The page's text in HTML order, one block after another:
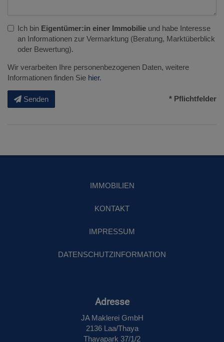
Ich bin Eigentümer:in einer Immobilie und habe Interesse
an Informationen zur Vermarktung (Beratung, Marktüberblick
oder Bewertung).
Wir verarbeiten Ihre personenbezogenen Daten, weitere
Informationen finden Sie hier.
Senden * Pflichtfelder
IMMOBILIEN
KONTAKT
IMPRESSUM
DATENSCHUTZINFORMATION
Adresse
JA Maklerei GmbH
2136 Laa/Thaya
Thayapark 37/1/2